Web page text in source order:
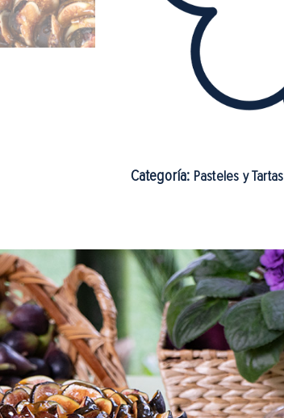
Categoría: Pasteles y Tartas